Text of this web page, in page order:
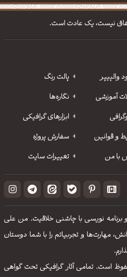
تایپوگرافی شعر مولانا
نیست، یک عادت است.
والپیپر
پالت رنگ
آموزشی
نگاره‌ها
ابزارهای گرافیکی
و قوانین
سفارش پروژه
با من تغییرات سایت
نویسی با چاشنی خلاقیت. من علی
مهارت‌‌ها و تجربیاتم را با شما دوستان
است. تمامی آثار گرافیکی تحت گواهی